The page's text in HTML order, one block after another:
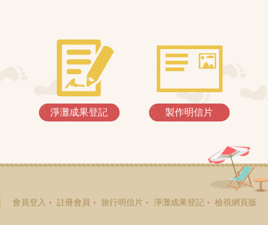
淨灘成果登記 製作明信片
會員登入 註冊會員 旅行明信片 淨灘成果登記 檢視網頁版